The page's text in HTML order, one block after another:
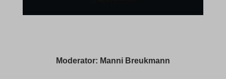
Moderator: Manni Breukmann